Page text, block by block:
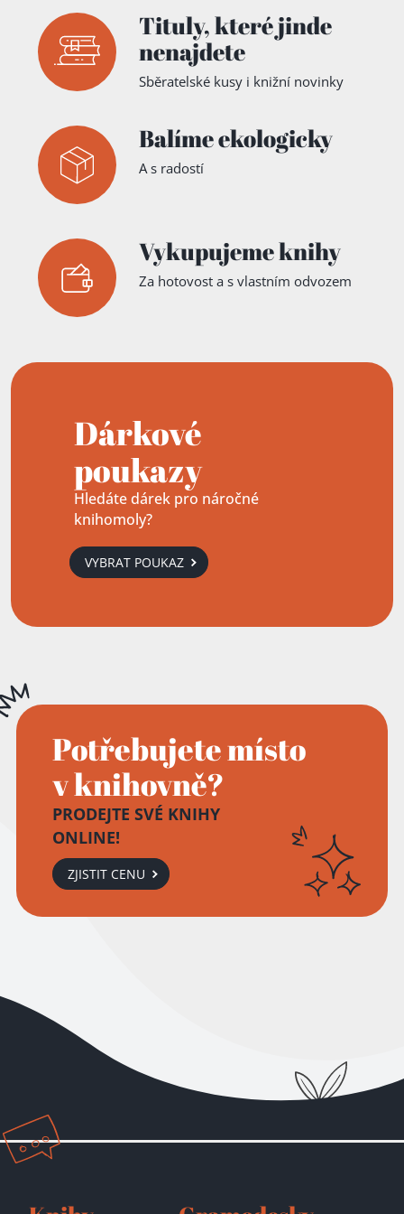
Tituly,které jinde
nenajdete
Sběratelské kusy i knižní novinky
Balíme ekologicky
A s radostí
Vykupujeme knihy
Za hotovost a s vlastním odvozem
Dárkové
poukazy
Hledáte dárek pro náročné
knihomoly?
VYBRAT POUKAZ
Potřebujete místo
v knihovně?
PRODEJTE SVÉ KNIHY
ONLINE!
ZJISTIT CENU